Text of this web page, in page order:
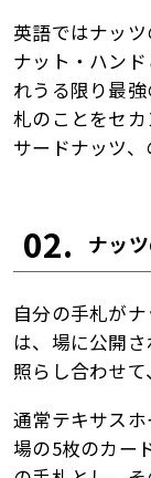
英語ではナッ
ナット・ハン
れうる限り最
札のことをセ
サードナッツ、
02. ナッ
自分の手札が
は、場に公開
照らし合わせて
通常テキサス
場の5枚のカー